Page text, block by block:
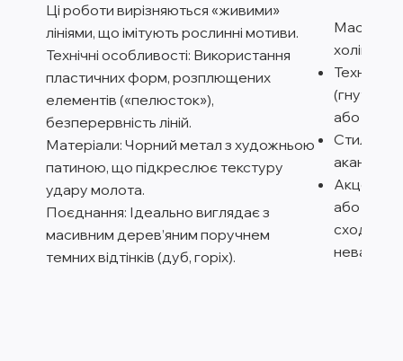
Ці роботи вирізняються «живими»
лініями, що імітують рослинні мотиви.
Технічні особливості: Використання
пластичних форм, розплющених
елементів («пелюсток»),
безперервність ліній.
Матеріали: Чорний метал з художньою
патиною, що підкреслює текстуру
удару молота.
Поєднання: Ідеально виглядає з
масивним дерев’яним поручнем
темних відтінків (дуб, горіх).
холів та
Технічні
(гнуті)
або
акантове
Акцент:
або